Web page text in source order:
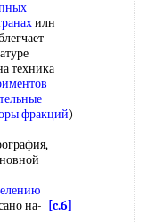
илн
техника
фракций)
на- [c.6]